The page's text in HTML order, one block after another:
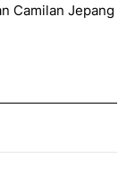
Camilan Jepang